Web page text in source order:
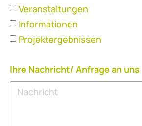
Veranstaltungen
Informationen
Projektergebnissen
Ihre Nachricht/ Anfrage an uns